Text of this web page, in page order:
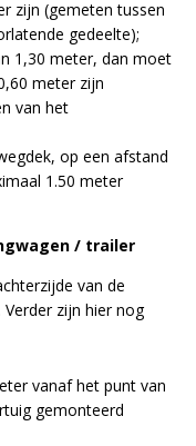
zijn (gemeten tussen
gedeelte);
1,30 meter, dan moet
meter zijn
van het
op een afstand
1.50 meter
/ trailer
van de
zijn hier nog
vanaf het punt van
gemonteerd